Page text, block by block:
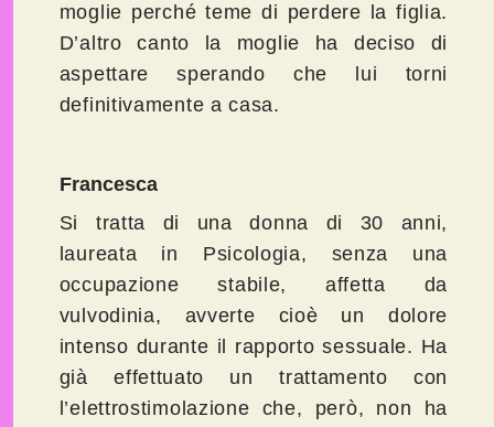
moglie perché teme di perdere la figlia.
D’altro canto la moglie ha deciso di
aspettare sperando che lui torni
definitivamente a casa.
Francesca
Si tratta di una donna di 30 anni,
laureata in Psicologia, senza una
occupazione stabile, affetta da
vulvodinia, avverte cioè un dolore
intenso durante il rapporto sessuale. Ha
già effettuato un trattamento con
l’elettrostimolazione che, però, non ha